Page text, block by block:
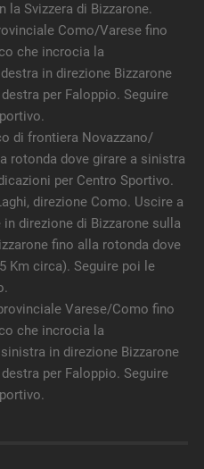
la Svizzera di Bizzarone.
Como/Varese fino
che incrocia la
in direzione Bizzarone
per Faloppio. Seguire
di frontiera Novazzano/
rotonda dove girare a sinistra
per Centro Sportivo.
direzione Como. Uscire a
direzione di Bizzarone sulla
fino alla rotonda dove
Km circa). Seguire poi le
Varese/Como fino
che incrocia la
in direzione Bizzarone
per Faloppio. Seguire